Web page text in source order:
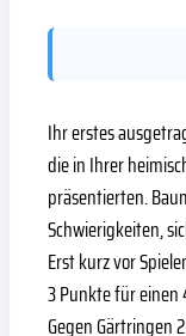
Ihr erstes
die in Ihrer
präsentierten.
Schwierigkeiten,
Erst kurz vor
3 Punkte für einen
Gegen Gärtringen